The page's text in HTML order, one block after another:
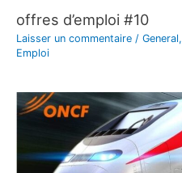
offres d’emploi #10
Laisser un commentaire / General,
Emploi